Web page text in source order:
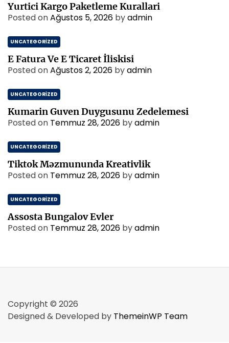
Yurtici Kargo Paketleme Kurallari
Posted onAğustos 5, 2026 byadmin
UNCATEGORIZED
E Fatura Ve E Ticaret İliskisi
Posted onAğustos 2, 2026 byadmin
UNCATEGORIZED
Kumarin Guven Duygusunu Zedelemesi
Posted on Temmuz 28, 2026 byadmin
UNCATEGORIZED
Tiktok Məzmununda Kreativlik
Posted on Temmuz 28, 2026 byadmin
UNCATEGORIZED
Assosta Bungalov Evler
Posted on Temmuz 28, 2026 byadmin
Copyright © 2026
Designed & Developed by ThemeinWP Team